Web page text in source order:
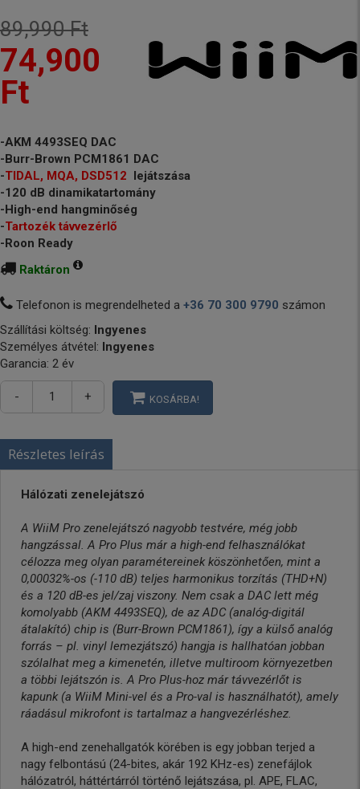
89,990 Ft
74,900
Ft
-AKM 4493SEQ DAC
-Burr-Brown PCM1861 DAC
-TIDAL, MQA, DSD512 lejátszása
-120 dB dinamikatartomány
-High-end hangminőség
-Tartozék távvezérlő
-Roon Ready
Raktáron
Telefonon is megrendelheted a +36 70 300 9790 számon
Szállítási költség: Ingyenes
Személyes átvétel: Ingyenes
Garancia: 2 év
- + KOSÁRBA!
Részletes leírás
Hálózati zenelejátszó
A WiiM Pro zenelejátszó nagyobb testvére, még jobb
hangzással. A Pro Plus már a high-end felhasználókat
célozza meg olyan paramétereinek köszönhetően, mint a
0,00032%-os (-110 dB) teljes harmonikus torzítás (THD+N)
és a 120 dB-es jel/zaj viszony. Nem csak a DAC lett még
komolyabb (AKM 4493SEQ), de az ADC (analóg-digitál
átalakító) chip is (Burr-Brown PCM1861), így a külső analóg
forrás – pl. vinyl lemezjátszó) hangja is hallhatóan jobban
szólalhat meg a kimenetén, illetve multiroom környezetben
a többi lejátszón is. A Pro Plus-hoz már távvezérlőt is
kapunk (a WiiM Mini-vel és a Pro-val is használhatót), amely
ráadásul mikrofont is tartalmaz a hangvezérléshez.
A high-end zenehallgatók körében is egy jobban terjed a
nagy felbontású (24-bites, akár 192 KHz-es) zenefájlok
hálózatról, háttértárról történő lejátszása, pl. APE, FLAC,